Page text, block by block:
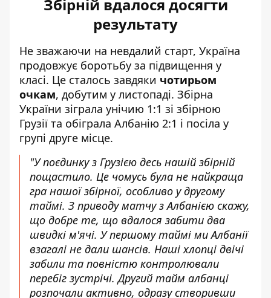
Збірній вдалося досягти
результату
Не зважаючи на невдалий старт, Україна
продовжує боротьбу за підвищення у
класі. Це сталось завдяки чотирьом
очкам, добутим у листопаді. Збірна
України зіграла унічию 1:1 зі збірною
Грузії та обіграла Албанію 2:1 і посіла у
групі друге місце.
"У поєдинку з Грузією десь нашій збірній
пощастило. Це чомусь була не найкраща
гра нашої збірної, особливо у другому
таймі. З приводу матчу з Албанією скажу,
що добре те, що вдалося забити два
швидкі м'ячі. У першому таймі ми Албанії
взагалі не дали шансів. Наші хлопці двічі
забили та повністю контролювали
перебіг зустрічі. Другий тайм албанці
розпочали активно, одразу створивши